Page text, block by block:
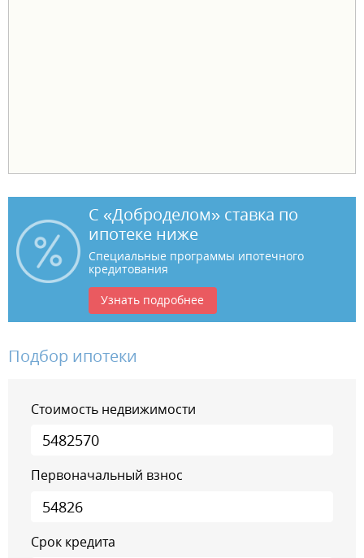
С «Доброделом» ставка по
ипотеке ниже
Специальные программы ипотечного
кредитования
Узнать подробнее
Подбор ипотеки
Стоимость недвижимости
Первоначальный взнос
Срок кредита